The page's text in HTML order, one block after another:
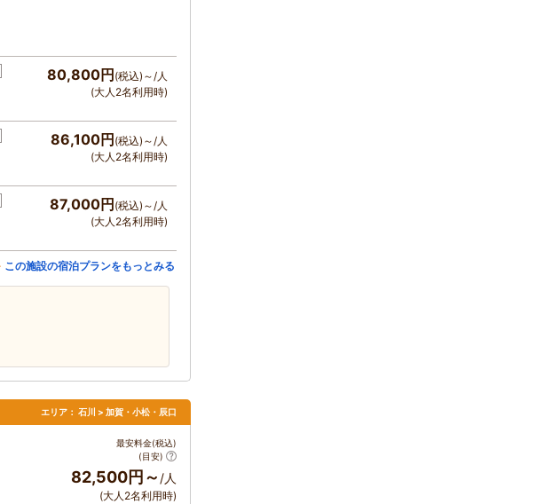
80,800円 (税込)～/人
(大人2名利用時)
86,100円 (税込)～/人
(大人2名利用時)
87,000円 (税込)～/人
(大人2名利用時)
この施設の宿泊プランをもっとみる
エリア： 石川 > 加賀・小松・辰口
最安料金(税込)
(目安)
82,500円～ /人
(大人2名利用時)